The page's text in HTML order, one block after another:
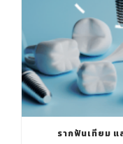
รากฟันเทียม แ